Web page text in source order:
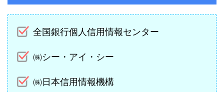
全国銀行個人信用情報センター
㈱シー・アイ・シー
㈱日本信用情報機構